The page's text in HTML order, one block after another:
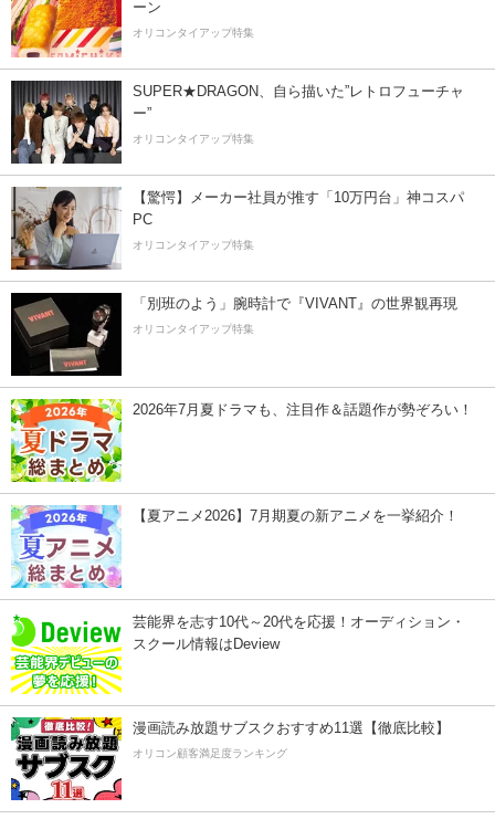
ーン
オリコンタイアップ特集
SUPER★DRAGON、自ら描いた”レトロフューチャ
ー”
オリコンタイアップ特集
【驚愕】メーカー社員が推す「10万円台」神コスパ
PC
オリコンタイアップ特集
「別班のよう」腕時計で『VIVANT』の世界観再現
オリコンタイアップ特集
2026年7月夏ドラマも、注目作＆話題作が勢ぞろい！
【夏アニメ2026】7月期夏の新アニメを一挙紹介！
芸能界を志す10代～20代を応援！オーディション・
スクール情報はDeview
漫画読み放題サブスクおすすめ11選【徹底比較】
オリコン顧客満足度ランキング